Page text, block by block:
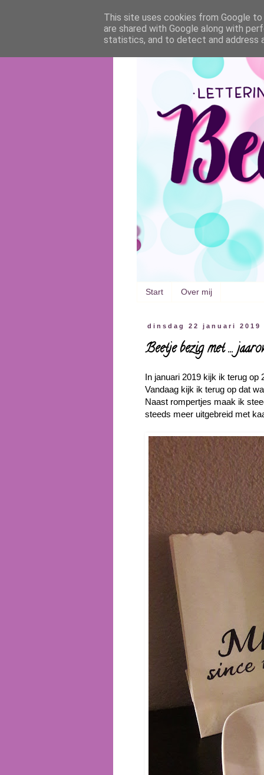
Start Over mij
dinsdag 22 januari 2019
Beetje bezig met ...
In januari 2019 kijk ik terug op
Vandaag kijk ik terug op dat
Naast rompertjes maak ik
steeds meer uitgebreid met
This site uses cookies from Google
are shared with Google along with
statistics, and to detect and address